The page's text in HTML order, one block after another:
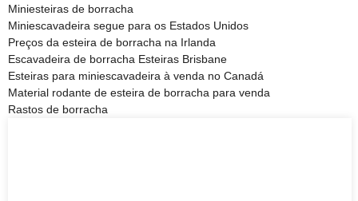
Miniesteiras de borracha
Miniescavadeira segue para os Estados Unidos
Preços da esteira de borracha na Irlanda
Escavadeira de borracha Esteiras Brisbane
Esteiras para miniescavadeira à venda no Canadá
Material rodante de esteira de borracha para venda
Rastos de borracha